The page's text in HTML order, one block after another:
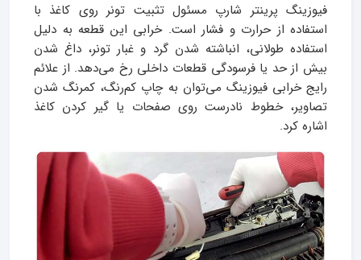
فیوزینگ پرینتر شارپ مسئول تثبیت تونر روی کاغذ با
استفاده از حرارت و فشار است. خرابی این قطعه به دلیل
استفاده طولانی، انباشته شدن گرد و غبار تونر، داغ شدن
بیش از حد یا فرسودگی قطعات داخلی رخ می‌دهد. از علائم
رایج خرابی فیوزینگ می‌توان به چاپ کم‌رنگ، کمرنگ شدن
تصاویر، خطوط نادرست روی صفحات یا گیر کردن کاغذ
اشاره کرد.